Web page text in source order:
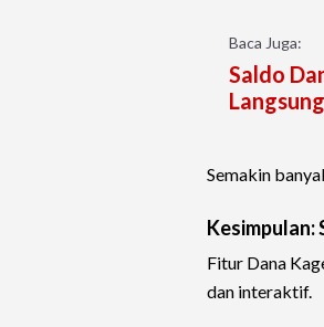
Baca Juga:
Saldo
Semakin
Kesimpulan:
Fitur Dana
dan interaktif.